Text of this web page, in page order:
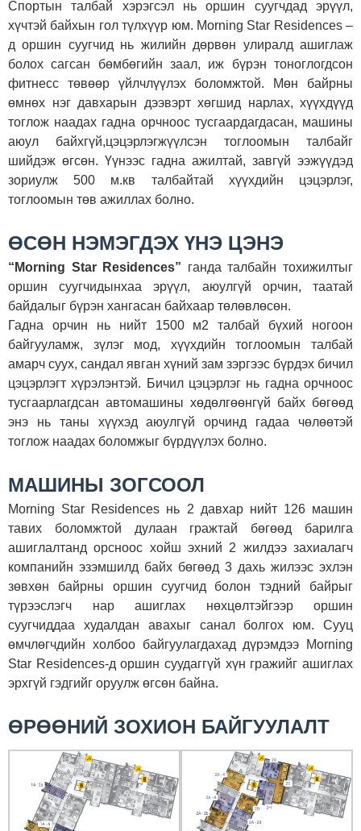
Спортын талбай хэрэгсэл нь оршин суугчдад эрүүл,
хүчтэй байхын гол түлхүүр юм. Morning Star Residences –
д оршин суугчид нь жилийн дөрвөн улиралд ашиглаж
болох сагсан бөмбөгийн заал, иж бүрэн тоноглогдсон
фитнесс төвөөр үйлчлүүлэх боломжтой. Мөн байрны
өмнөх нэг давхарын дээвэрт хөгшид нарлах, хүүхдүүд
тоглож наадах гадна орчноос тусгаардагдасан, машины
аюул байхгүй,цэцэрлэгжүүлсэн тоглоомын талбайг
шийдэж өгсөн. Үүнээс гадна ажилтай, завгүй ээжүүдэд
зориулж 500 м.кв талбайтай хүүхдийн цэцэрлэг,
тоглоомын төв ажиллах болно.
ӨСӨН НЭМЭГДЭХ ҮНЭ ЦЭНЭ
“Morning Star Residences” ганда талбайн тохижилтыг
оршин суугчидынхаа эрүүл, аюулгүй орчин, таатай
байдалыг бүрэн хангасан байхаар төлөвлөсөн.
Гадна орчин нь нийт 1500 м2 талбай бүхий ногоон
байгууламж, зүлэг мод, хүүхдийн тоглоомын талбай
амарч суух, сандал явган хүний зам зэргээс бүрдэх бичил
цэцэрлэгт хүрэлэнтэй. Бичил цэцэрлэг нь гадна орчноос
тусгаарлагдсан автомашины хөдөлгөөнгүй байх бөгөөд
энэ нь таны хүүхэд аюулгүй орчинд гадаа чөлөөтэй
тоглож наадах боломжыг бүрдүүлэх болно.
МАШИНЫ ЗОГСООЛ
Morning Star Residences нь 2 давхар нийт 126 машин
тавих боломжтой дулаан гражтай бөгөөд барилга
ашиглалтанд орсноос хойш эхний 2 жилдээ захиалагч
компанийн эзэмшилд байх бөгөөд 3 дахь жилээс эхлэн
зөвхөн байрны оршин суугчид болон тэдний байрыг
түрээслэгч нар ашиглах нөхцөлтэйгээр оршин
суугчиддаа худалдан авахыг санал болгох юм. Сууц
өмчлөгчдийн холбоо байгуулагдахад дүрэмдээ Morning
Star Residences-д оршин суудаггүй хүн гражийг ашиглах
эрхгүй гэдгийг оруулж өгсөн байна.
ӨРӨӨНИЙ ЗОХИОН БАЙГУУЛАЛТ